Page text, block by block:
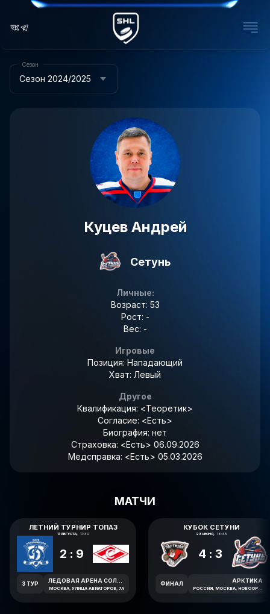
Сезон 2024/2025
Сезон
Куцев Андрей
Сетунь
Личные:
Возраст: 53
Рост: -
Вес: -
Игровые
Позиция: Нападающий
Хват: Левый
Другое
Квалификация: <Теоретик>
Согласие: <Есть>
Биография: нет
Страховка: <Есть> 06.09.2026
Медсправка: <Есть> 05.03.2026
МАТЧИ
ЛЕТНИЙ ТУРНИР ТОПАЗ
17 АВГУСТА, 17:30
2:9
3 ТУР
МОСКВА, УЛИЦА АВИАТОРОВ, 7А
КУБОК СЕТУНИ
28 ИЮНЯ, 16:45
4:3
ФИНАЛ АРКТИКА